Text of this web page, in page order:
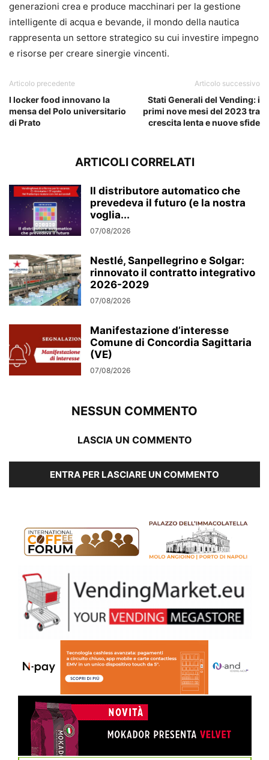
generazioni crea e produce macchinari per la gestione
intelligente di acqua e bevande, il mondo della nautica
rappresenta un settore strategico su cui investire impegno
e risorse per creare sinergie vincenti.
Articolo precedente
I locker food innovano la
mensa del Polo universitario
di Prato
Articolo successivo
Stati Generali del Vending: i
primi nove mesi del 2023 tra
crescita lenta e nuove sfide
ARTICOLI CORRELATI
Il distributore automatico che
prevedeva il futuro (e la nostra
voglia...
07/08/2026
Nestlé, Sanpellegrino e Solgar:
rinnovato il contratto integrativo
2026-2029
07/08/2026
Manifestazione d’interesse
Comune di Concordia Sagittaria
(VE)
07/08/2026
NESSUN COMMENTO
LASCIA UN COMMENTO
ENTRA PER LASCIARE UN COMMENTO